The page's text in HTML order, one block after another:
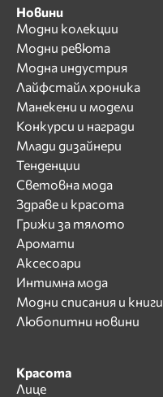
Новини
Модни колекции
Модни ревюта
Модна индустрия
Лайфстайл хроника
Манекени и модели
Конкурси и награди
Млади дизайнери
Тенденции
Световна мода
Здраве и красота
Грижи за тялото
Аромати
Аксесоари
Интимна мода
Модни списания и книги
Любопитни новини
Красота
Лице